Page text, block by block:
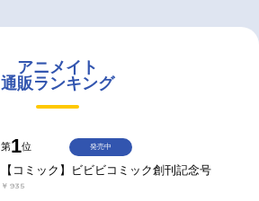
アニメイト
通販ランキング
第1位
【コミック】ビビビコミック創刊記念号
￥935
発売中